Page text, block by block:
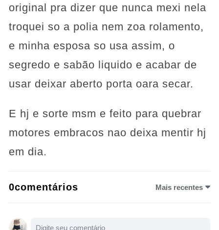
original pra dizer que nunca mexi nela
troquei so a polia nem zoa rolamento,
e minha esposa so usa assim, o
segredo e sabão liquido e acabar de
usar deixar aberto porta oara secar.
E hj e sorte msm e feito para quebrar
motores embracos nao deixa mentir hj
em dia.
0comentários Mais recentes